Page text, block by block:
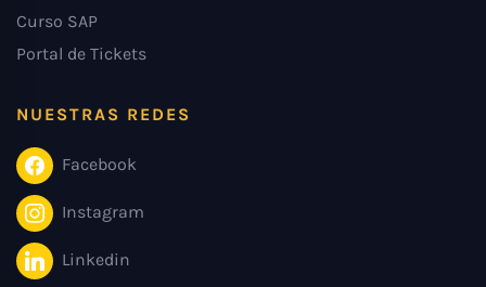
Curso SAP
Portal de Tickets
NUESTRAS REDES
Facebook
Instagram
Linkedin